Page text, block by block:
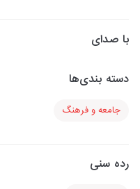
با صدای
دسته بندی‌ها
جامعه و فرهنگ
رده سنی